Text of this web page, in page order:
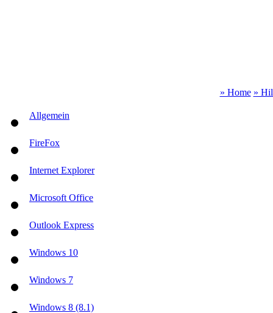
» Home »
Allgemein
FireFox
Internet Explorer
Microsoft Office
Outlook Express
Windows 10
Windows 7
Windows 8 (8.1)